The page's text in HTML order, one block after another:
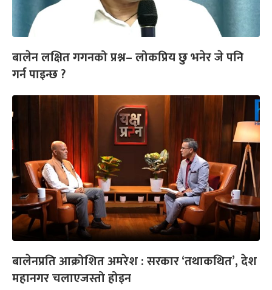
बालेन लक्षित गगनको प्रश्न– लोकप्रिय छु भनेर जे पनि
गर्न पाइन्छ ?
बालेनप्रति आक्रोशित अमरेश : सरकार ‘तथाकथित’, देश
महानगर चलाएजस्तो होइन